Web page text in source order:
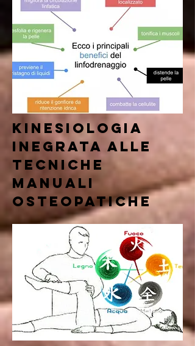
KINESIOLOGIA
INEGRATA ALLE
TECNICHE
MANUALI
OSTEOPATICHE